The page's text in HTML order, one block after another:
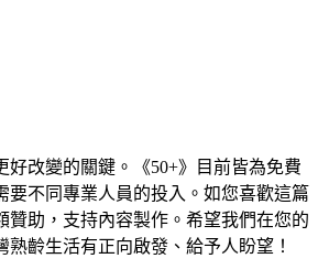
好改變的關鍵。《50+》目前皆為免費
要不同專業人員的投入。如您喜歡這篇
贊助，支持內容製作。希望我們在您的
熟齡生活有正向啟發、給予人盼望！